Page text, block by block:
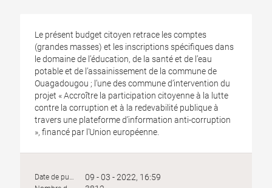
Le présent budget citoyen retrace les comptes
(grandes masses) et les inscriptions spécifiques dans
le domaine de l’éducation, de la santé et de l’eau
potable et de l’assainissement de la commune de
Ouagadougou ; l’une des commune d’intervention du
projet « Accroître la participation citoyenne à la lutte
contre la corruption et à la redevabilité publique à
travers une plateforme d’information anti-corruption
», financé par l’Union européenne.
Date de publication : 09 - 03 - 2022, 16:59